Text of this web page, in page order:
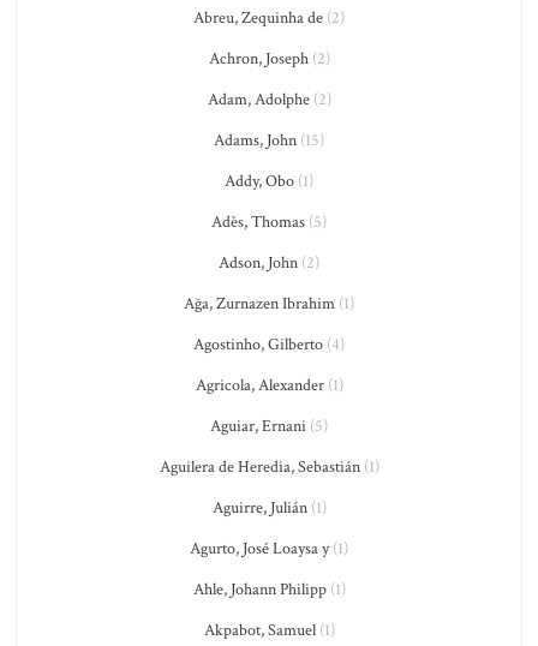
Abreu, Zequinha de (2)
Achron, Joseph(2)
Adam, Adolphe(2)
Adams, John (15)
Addy, Obo (1)
Adès, Thomas (5)
Adson, John (2)
Ağa, Zurnazen Ibrahim (1)
Agostinho, Gilberto (4)
Agricola, Alexander(1)
Aguiar, Ernani (5)
Aguilera de Heredia, Sebastián(1)
Aguirre, Julián(1)
Agurto, José Loaysa y(1)
Ahle, Johann Philipp(1)
Akpabot, Samuel(1)